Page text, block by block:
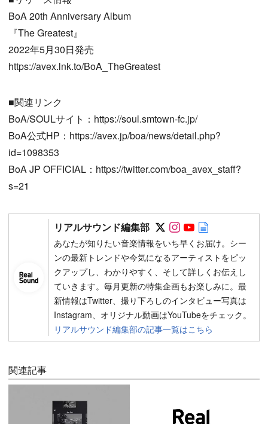
BoA 20th Anniversary Album
『The Greatest』
2022年5月30日発売
https://avex.lnk.to/BoA_TheGreatest
■関連リンク
BoA/SOULサイト：https://soul.smtown-fc.jp/
BoA公式HP：https://avex.jp/boa/news/detail.php?
id=1098353
BoA JP OFFICIAL：https://twitter.com/boa_avex_staff?
s=21
リアルサウンド編集部 Follow on SNS
Follow on SNS
Follow on
あなたが知りたい音楽情報をいち早くお届け。シー
ンの最新トレンドや今気になるアーティストをピッ
クアップし、わかりやすく、そして詳しくお伝えし
ていきます。毎月更新の特集企画もお楽しみに。最
新情報はTwitter、撮り下ろしのインタビュー写真は
Instagram、オリジナル動画はYouTubeをチェック。
リアルサウンド編集部の記事一覧はこちら
関連記事